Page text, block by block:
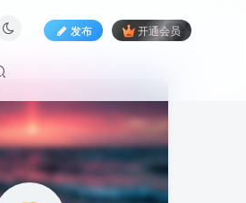
发布 开通会员